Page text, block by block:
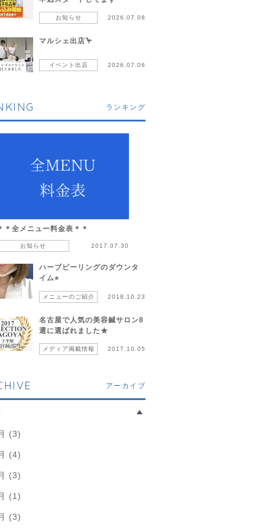
お知らせ 2026.07.08
マルシェ出店🦩
イベント出店 2026.07.06
ランキング
＊全メニュー料金表＊＊
お知らせ 2017.07.30
ハーブピーリングのダウンタ
イム⭐︎
メニューのご紹介 2018.10.23
名古屋で人気の美容鍼サロン8
選に選ばれました★
メディア掲載情報 2017.10.05
アーカイブ
(3)
(4)
(3)
(1)
(3)